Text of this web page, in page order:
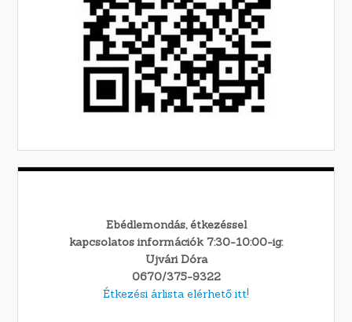
Ebédlemondás, étkezéssel
kapcsolatos információk 7:30-10:00-ig:
Ujvári Dóra
0670/375-9322
Étkezési árlista elérhető itt!